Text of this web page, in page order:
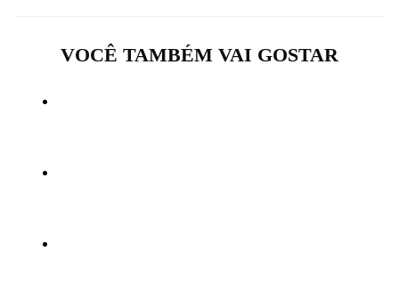
VOCÊ TAMBÉM VAI GOSTAR